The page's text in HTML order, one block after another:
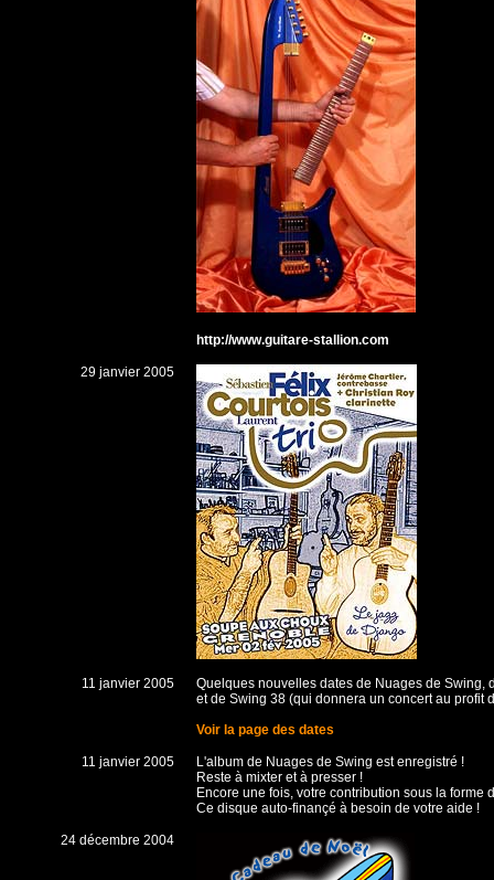
http://www.guitare-stallion.com
29 janvier 2005
11 janvier 2005
Quelques nouvelles dates de Nuages de Swing,
et de Swing 38 (qui donnera un concert au profit
Voir la page des dates
11 janvier 2005
L'album de Nuages de Swing est enregistré !
Reste à mixter et à presser !
Encore une fois, votre contribution sous la forme
Ce disque auto-finançé à besoin de votre aide !
24 décembre 2004